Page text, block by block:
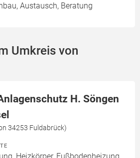
Austausch, Beratung
Umkreis von
H. Söngen
34253 Fuldabrück)